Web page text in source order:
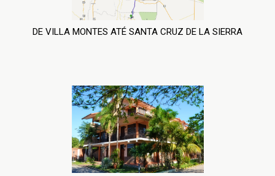
DE VILLA MONTES ATÉ SANTA CRUZ DE LA SIERRA